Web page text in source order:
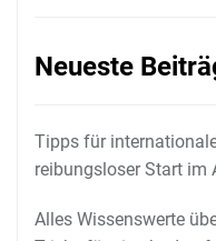
Neueste
Tipps für
reibungsloser Start im
Alles Wissenswerte